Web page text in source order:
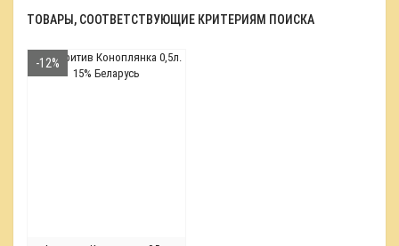
ТОВАРЫ, СООТВЕТСТВУЮЩИЕ КРИТЕРИЯМ ПОИСКА
-12%